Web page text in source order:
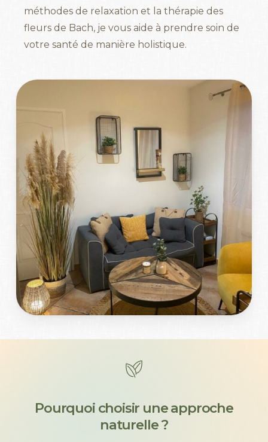
méthodes de relaxation et la thérapie des
fleurs de Bach, je vous aide à prendre soin de
votre santé de manière holistique.
Pourquoi choisir uneapproche
naturelle?